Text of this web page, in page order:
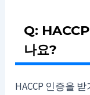
Q:
나요?
HACCP 인증을